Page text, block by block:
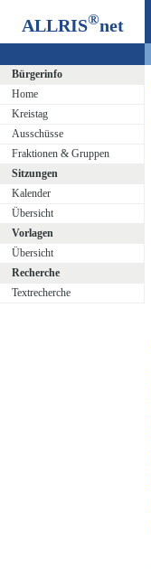
ALLRIS®net
Bürgerinfo
Home
Kreistag
Ausschüsse
Fraktionen & Gruppen
Sitzungen
Kalender
Übersicht
Vorlagen
Übersicht
Recherche
Textrecherche